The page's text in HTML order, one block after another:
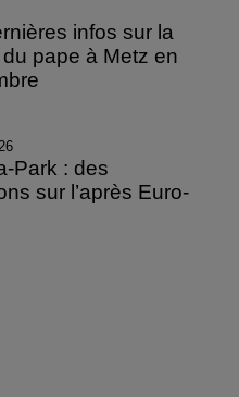
infos sur la
pape à Metz en
Park : des
sur l’après Euro-